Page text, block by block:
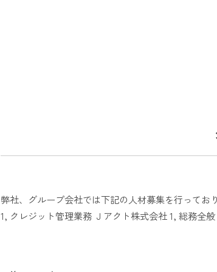
弊社、グループ会社では下記の人材募集を行って
1, クレジット管理業務 Ｊアクト株式会社 1, 総務全